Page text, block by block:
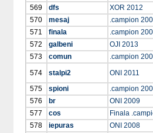
569
dfs
XOR 2012
570
mesaj
.campion
571
finala
.campion
572
galbeni
OJI 2013
573
comun
.campion
574
stalpi2
ONI 2011
575
spioni
.campion
576
br
ONI 2009
577
cos
Finala
578
iepuras
ONI 2008